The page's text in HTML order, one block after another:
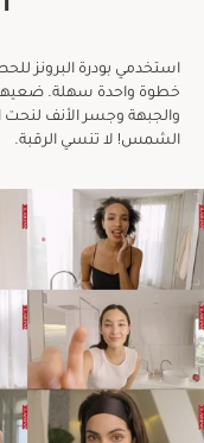
استخدمي بودرة البرونز
خطوة واحدة سهلة.
والجبهة وجسر الأنف لنحت
الشمس! لا تنسي الرقبة.